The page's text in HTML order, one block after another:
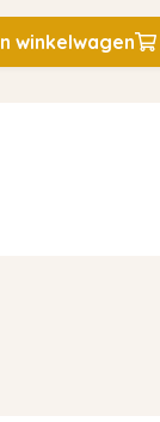
winkelwagen